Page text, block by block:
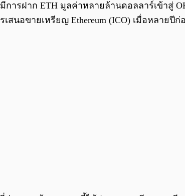
ารฝาก ETH มูลค่าหลายล้านดอลลาร์เข้าสู่
สนอขายเหรียญ Ethereum (ICO) เมื่อหลายปีก่